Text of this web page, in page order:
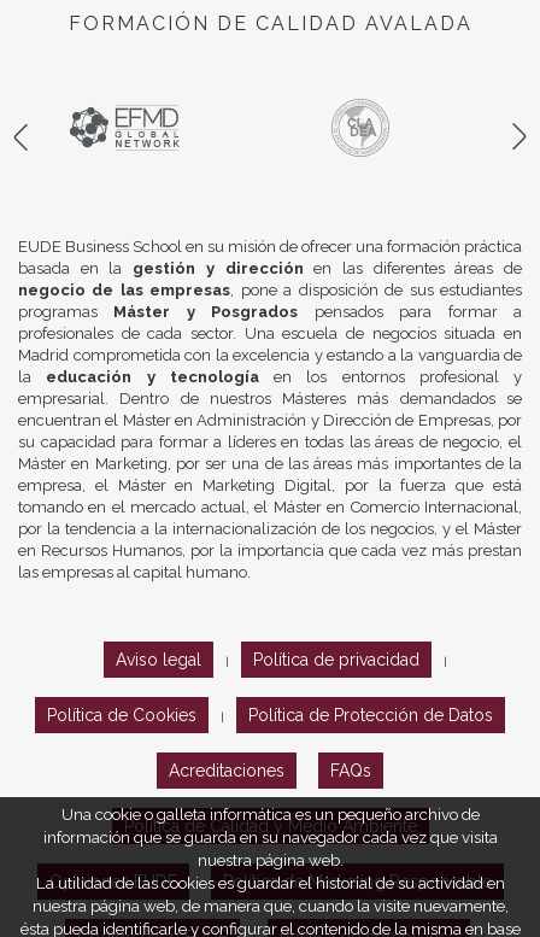
FORMACIÓN DE CALIDAD AVALADA
EUDE Business School en su misión de ofrecer una formación práctica
basada en la gestión y dirección en las diferentes áreas de
negocio de las empresas , pone a disposición de sus estudiantes
programas Máster y Posgrados pensados para formar a
profesionales de cada sector. Una escuela de negocios situada en
Madrid comprometida con la excelencia y estando a la vanguardia de
la educación y tecnologíaen los entornos profesional y
empresarial. Dentro de nuestros Másteres más demandados se
encuentran el Máster en Administración y Dirección de Empresas, por
su capacidad para formar a líderes en todas las áreas de negocio, el
Máster en Marketing, por ser una de las áreas más importantes de la
empresa, el Máster en Marketing Digital, por la fuerza que está
tomando en el mercado actual, el Máster en Comercio Internacional,
por la tendencia a la internacionalización de los negocios, y el Máster
en Recursos Humanos, por la importancia que cada vez más prestan
las empresas al capital humano.
Aviso legal Política de privacidad
Política de Cookies Política de Protección de Datos
Acreditaciones FAQs
Política de Calidad y Medio Ambiente
Opiniones EUDE Política de Marketing Responsable
Una cookie o galleta informática es un pequeño archivo de
información que se guarda en su navegador cada vez que visita
nuestra página web.
La utilidad de las cookies es guardar el historial de su actividad en
nuestra página web, de manera que, cuando la visite nuevamente,
ésta pueda identificarle y configurar el contenido de la misma en base